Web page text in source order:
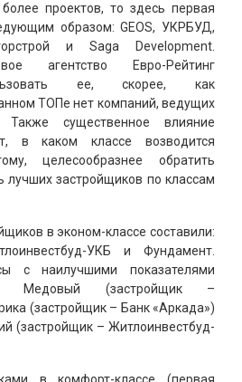
проектов, то здесь первая
образом: GEOS, УКРБУД,
и Saga Development.
агентство Евро-Рейтинг
ее, скорее, как
ТОПе нет компаний, ведущих
существенное влияние
в каком классе возводится
целесообразнее обратить
лучших застройщиков по классам
в эконом-классе составили:
УКБ и Фундамент.
с наилучшими показателями
Медовый (застройщик –
(застройщик – Банк «Аркада»)
(застройщик – Житлоинвестбуд-